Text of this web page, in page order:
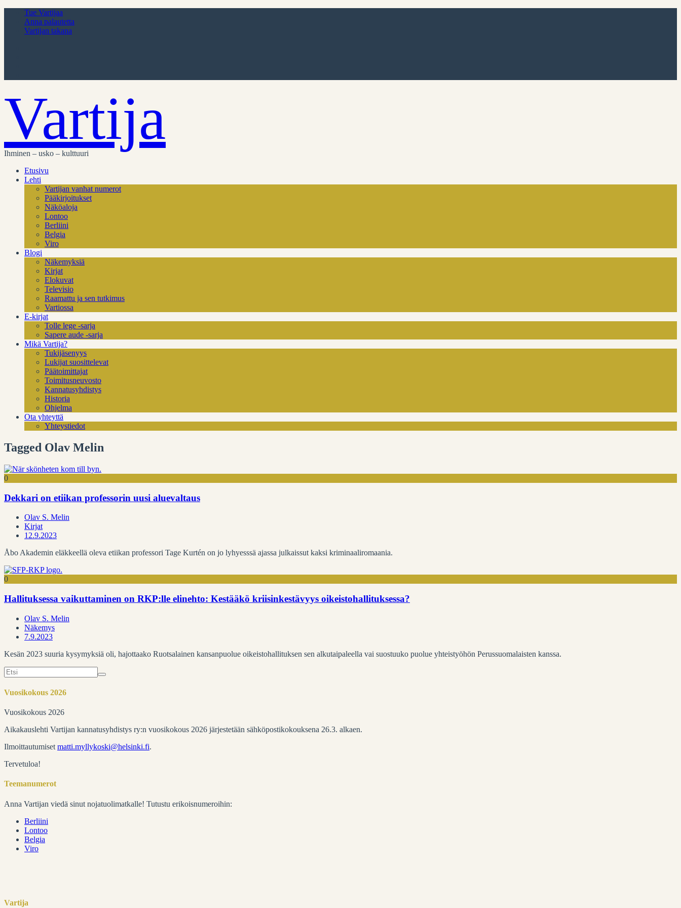
Tue Vartijaa
Anna palautetta
Vartijan takana
Vartija
Ihminen – usko – kulttuuri
Etusivu
Lehti
Vartijan vanhat numerot
Pääkirjoitukset
Näköaloja
Lontoo
Berliini
Belgia
Viro
Blogi
Näkemyksiä
Kirjat
Elokuvat
Televisio
Raamattu ja sen tutkimus
Vartiossa
E-kirjat
Tolle lege -sarja
Sapere aude -sarja
Mikä Vartija?
Tukijäsenyys
Lukijat suosittelevat
Päätoimittajat
Toimitusneuvosto
Kannatusyhdistys
Historia
Ohjelma
Ota yhteyttä
Yhteystiedot
Tagged Olav Melin
0
Dekkari on etiikan professorin uusi aluevaltaus
Olav S. Melin
Kirjat
12.9.2023
Åbo Akademin eläkkeellä oleva etiikan professori Tage Kurtén on jo lyhyesssä ajassa julkaissut kaksi kriminaaliromaania.
0
Hallituksessa vaikuttaminen on RKP:lle elinehto: Kestääkö kriisinkestävyys oikeistohallituksessa?
Olav S. Melin
Näkemys
7.9.2023
Kesän 2023 suuria kysymyksiä oli, hajottaako Ruotsalainen kansanpuolue oikeistohallituksen sen alkutaipaleella vai suostuuko puolue yhteistyöhön Perussuomalaisten kanssa.
Search
for:
Vuosikokous 2026
Vuosikokous 2026
Aikakauslehti Vartijan kannatusyhdistys ry:n vuosikokous 2026 järjestetään sähköpostikokouksena 26.3. alkaen.
Ilmoittautumiset matti.myllykoski@helsinki.fi.
Tervetuloa!
Teemanumerot
Anna Vartijan viedä sinut nojatuolimatkalle! Tutustu erikoisnumeroihin:
Berliini
Lontoo
Belgia
Viro
Vartija